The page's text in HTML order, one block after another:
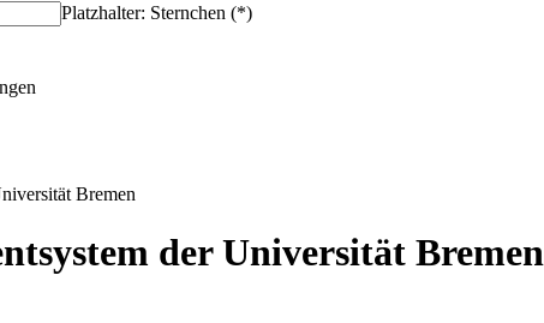
Platzhalter: Sternchen (*)
Bremen
der Universität Bremen